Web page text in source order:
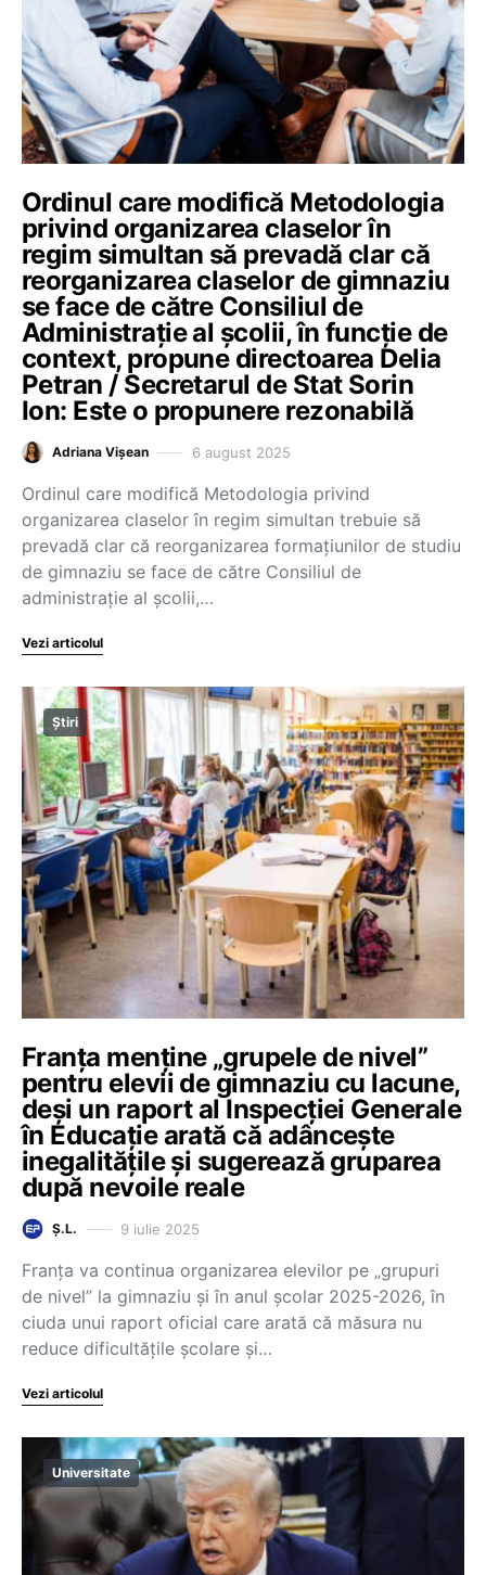
Ordinul care modifică Metodologia
privind organizarea claselor în
regim simultan să prevadă clar că
reorganizarea claselor de gimnaziu
se face de către Consiliul de
Administrație al școlii, în funcție de
context, propune directoarea Delia
Petran / Secretarul de Stat Sorin
Ion: Este o propunere rezonabilă
Adriana Vișean 6 august 2025
Ordinul care modifică Metodologia privind
organizarea claselor în regim simultan trebuie să
prevadă clar că reorganizarea formațiunilor de studiu
de gimnaziu se face de către Consiliul de
administrație al școlii,…
Vezi articolul
Știri
Franța menține „grupele de nivel”
pentru elevii de gimnaziu cu lacune,
deși un raport al Inspecției Generale
în Educație arată că adâncește
inegalitățile și sugerează gruparea
după nevoile reale
Ș.L. 9 iulie 2025
Franța va continua organizarea elevilor pe „grupuri
de nivel” la gimnaziu și în anul școlar 2025-2026, în
ciuda unui raport oficial care arată că măsura nu
reduce dificultățile școlare și…
Vezi articolul
Universitate